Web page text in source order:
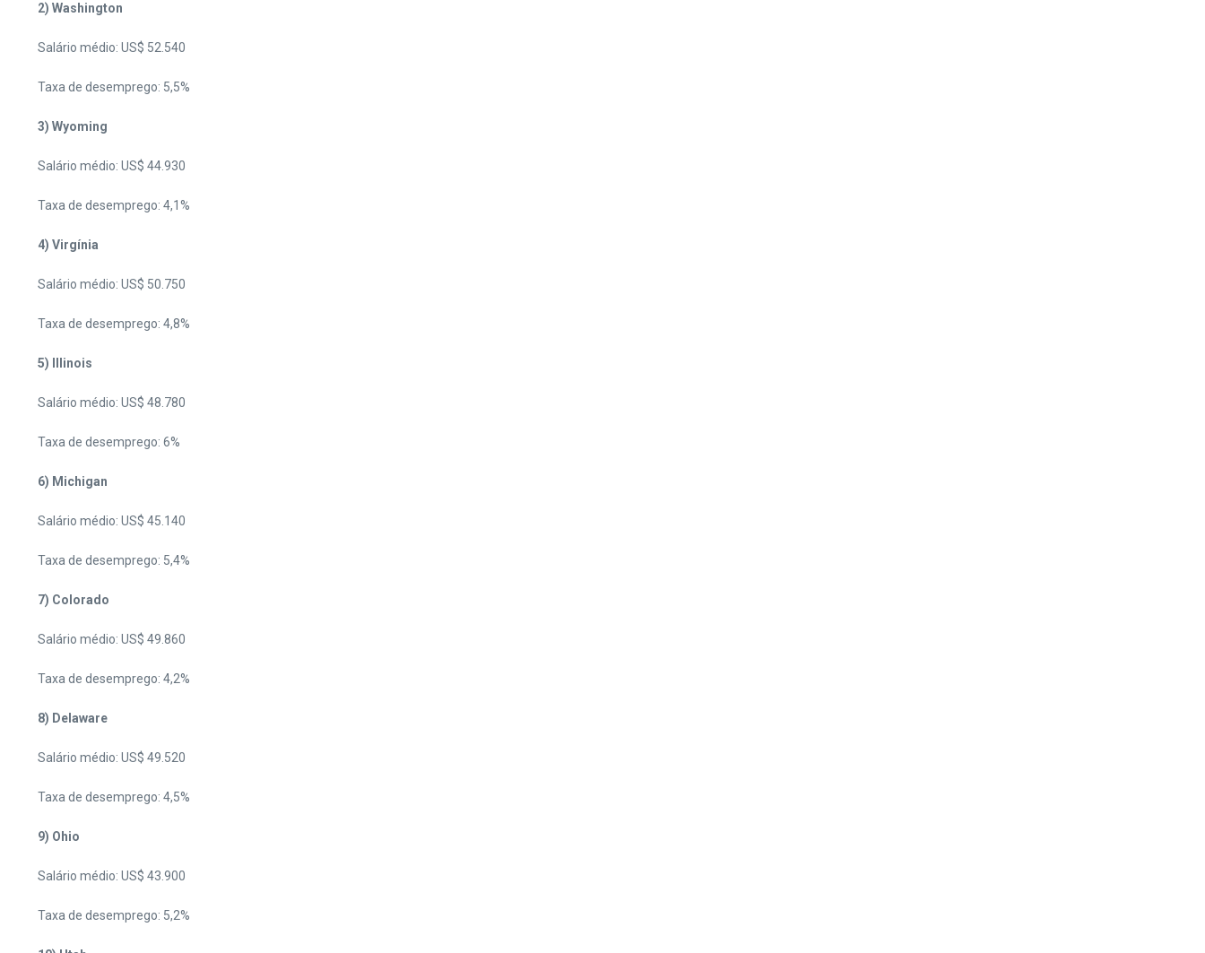
2) Washington
Salário médio: US$ 52.540
Taxa de desemprego: 5,5%
3) Wyoming
Salário médio: US$ 44.930
Taxa de desemprego: 4,1%
4) Virgínia
Salário médio: US$ 50.750
Taxa de desemprego: 4,8%
5) Illinois
Salário médio: US$ 48.780
Taxa de desemprego: 6%
6) Michigan
Salário médio: US$ 45.140
Taxa de desemprego: 5,4%
7) Colorado
Salário médio: US$ 49.860
Taxa de desemprego: 4,2%
8) Delaware
Salário médio: US$ 49.520
Taxa de desemprego: 4,5%
9) Ohio
Salário médio: US$ 43.900
Taxa de desemprego: 5,2%